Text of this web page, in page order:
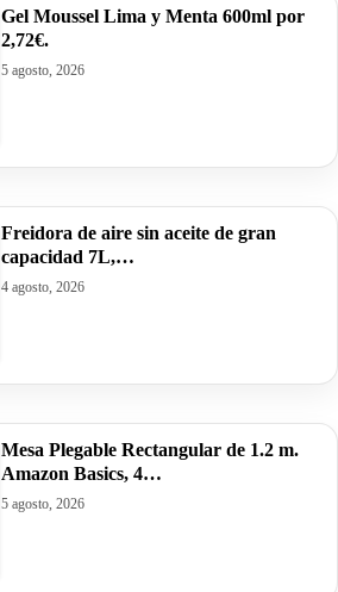
Gel Moussel Lima y Menta 600ml por
2,72€.
5 agosto, 2026
Freidora de aire sin aceite de gran
capacidad 7L,…
4 agosto, 2026
Mesa Plegable Rectangular de 1.2 m.
Amazon Basics, 4…
5 agosto, 2026